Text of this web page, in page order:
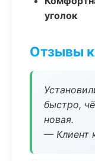
уголок
Отзывы
быстро,
новая.
— Клиент